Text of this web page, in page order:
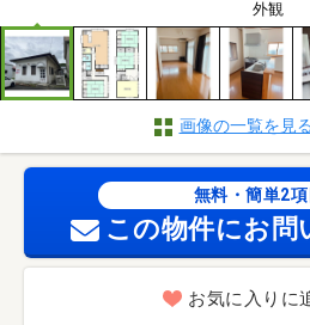
外観
画像の一覧を見
無料・簡単2項
この物件にお問
お気に入りに